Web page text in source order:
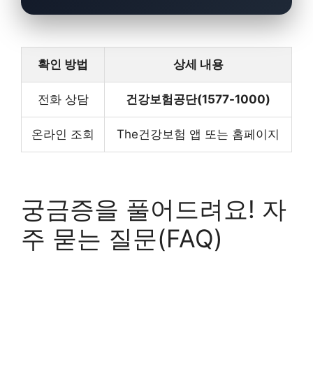
확인 방법 상세 내용
전화 상담 건강보험공단(1577-1000)
온라인 조회 The건강보험 앱 또는 홈페이지
궁금증을 풀어드려요! 자
주 묻는 질문(FAQ)